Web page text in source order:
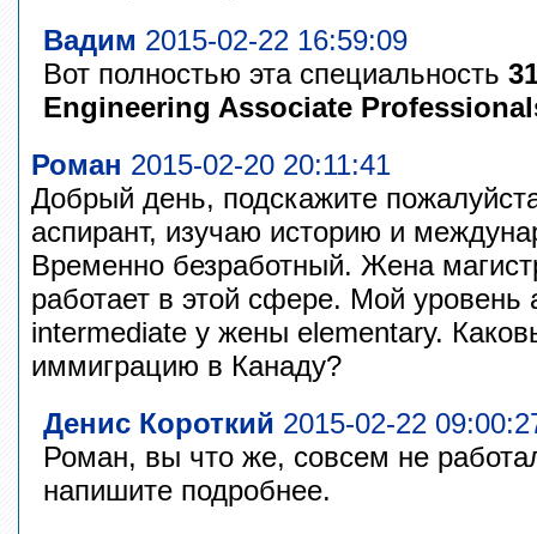
Вадим 2015-02-22 16:59:09
Вот полностью эта специальность
Engineering Associate
Роман 2015-02-20 20:11:41
Добрый день, подскажите
аспирант, изучаю историю и
Временно безработный. Жена
работает в этой сфере. Мой уровень
intermediate у жены elementary.
иммиграцию в Канаду?
Денис Короткий 2015-02-22
Роман, вы что же, совсем не
напишите подробнее.